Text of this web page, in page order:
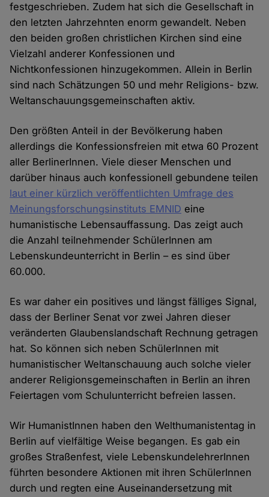
festgeschrieben. Zudem hat sich die Gesellschaft in
den letzten Jahrzehnten enorm gewandelt. Neben
den beiden großen christlichen Kirchen sind eine
Vielzahl anderer Konfessionen und
Nichtkonfessionen hinzugekommen. Allein in Berlin
sind nach Schätzungen 50 und mehr Religions- bzw.
Weltanschauungsgemeinschaften aktiv.
Den größten Anteil in der Bevölkerung haben
allerdings die Konfessionsfreien mit etwa 60 Prozent
aller BerlinerInnen. Viele dieser Menschen und
darüber hinaus auch konfessionell gebundene teilen
laut einer kürzlich veröffentlichten Umfrage des
Meinungsforschungsinstituts EMNID eine
humanistische Lebensauffassung. Das zeigt auch
die Anzahl teilnehmender SchülerInnen am
Lebenskundeunterricht in Berlin – es sind über
60.000.
Es war daher ein positives und längst fälliges Signal,
dass der Berliner Senat vor zwei Jahren dieser
veränderten Glaubenslandschaft Rechnung getragen
hat. So können sich neben SchülerInnen mit
humanistischer Weltanschauung auch solche vieler
anderer Religionsgemeinschaften in Berlin an ihren
Feiertagen vom Schulunterricht befreien lassen.
Wir HumanistInnen haben den Welthumanistentag in
Berlin auf vielfältige Weise begangen. Es gab ein
großes Straßenfest, viele LebenskundelehrerInnen
führten besondere Aktionen mit ihren SchülerInnen
durch und regten eine Auseinandersetzung mit